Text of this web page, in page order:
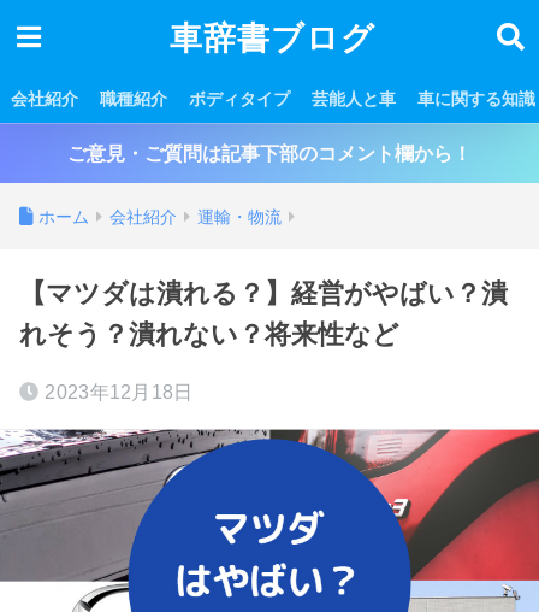
車辞書ブログ
会社紹介 職種紹介 ボディタイプ 芸能人と車 車に関する知識
ご意見・ご質問は記事下部のコメント欄から！
ホーム 会社紹介 運輸・物流
【マツダは潰れる？】経営がやばい？潰
れそう？潰れない？将来性など
2023年12月18日